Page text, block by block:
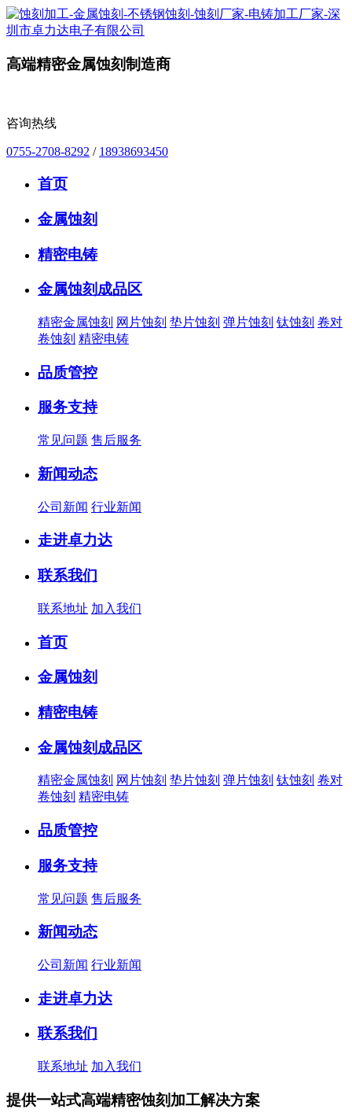
高端精密金属蚀刻制造商
咨询热线
0755-2708-8292 / 18938693450
首页
金属蚀刻
精密电铸
金属蚀刻成品区
精密金属蚀刻 网片蚀刻 垫片蚀刻 弹片蚀刻 钛蚀刻 卷对
卷蚀刻 精密电铸
品质管控
服务支持
常见问题 售后服务
新闻动态
公司新闻 行业新闻
走进卓力达
联系我们
联系地址 加入我们
首页
金属蚀刻
精密电铸
金属蚀刻成品区
精密金属蚀刻 网片蚀刻 垫片蚀刻 弹片蚀刻 钛蚀刻 卷对
卷蚀刻 精密电铸
品质管控
服务支持
常见问题 售后服务
新闻动态
公司新闻 行业新闻
走进卓力达
联系我们
联系地址 加入我们
提供一站式高端精密蚀刻加工解决方案